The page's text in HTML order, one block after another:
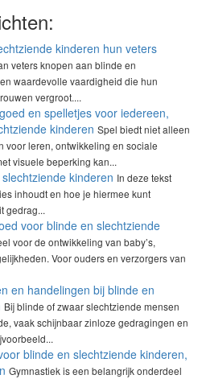
kinderen hun veters
veters knopen aan blinde en
waardevolle vaardigheid die hun
vergroot....
en spelletjes voor iedereen,
kinderen Spel biedt niet alleen
voor leren, ontwikkeling en sociale
visuele beperking kan...
kinderen In deze tekst
inhoudt en hoe je hiermee kunt
gedrag...
voor blinde en slechtziende
voor de ontwikkeling van baby’s,
Voor ouders en verzorgers van
en handelingen bij blinde en
Bij blinde of zwaar slechtziende mensen
vaak schijnbaar zinloze gedragingen en
blinde en slechtziende kinderen,
Gymnastiek is een belangrijk onderdeel